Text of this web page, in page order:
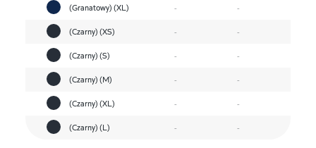
(Granatowy) (XL)
-
-
(Czarny) (XS)
-
-
(Czarny) (S)
-
-
(Czarny) (M)
-
-
(Czarny) (XL)
-
-
(Czarny) (L)
- -